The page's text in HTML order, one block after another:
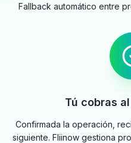
Fallback automático entre
Tú cobras
Confirmada la operación,
siguiente. Fliinow gestiona